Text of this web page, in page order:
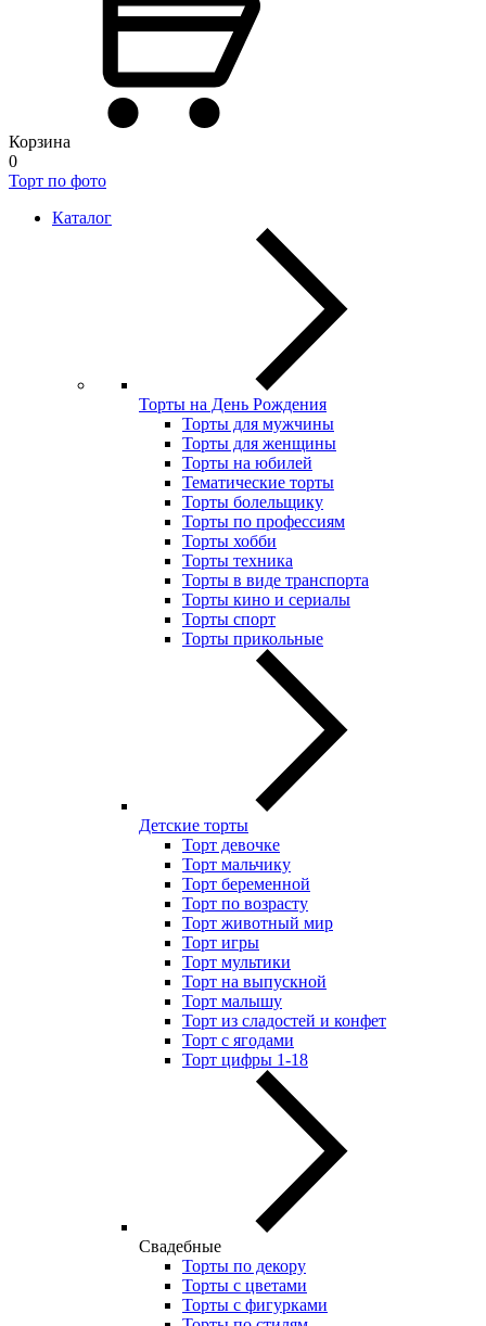
Корзина
0
Торт по фото
Каталог
Торты на День Рождения
Торты для мужчины
Торты для женщины
Торты на юбилей
Тематические торты
Торты болельщику
Торты по профессиям
Торты хобби
Торты техника
Торты в виде транспорта
Торты кино и сериалы
Торты спорт
Торты прикольные
Детские торты
Торт девочке
Торт мальчику
Торт беременной
Торт по возрасту
Торт животный мир
Торт игры
Торт мультики
Торт на выпускной
Торт малышу
Торт из сладостей и конфет
Торт с ягодами
Торт цифры 1-18
Свадебные
Торты по декору
Торты с цветами
Торты с фигурками